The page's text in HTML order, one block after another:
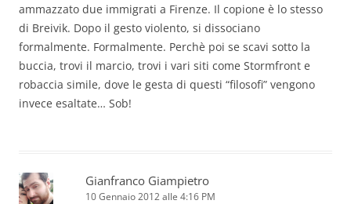
ammazzato due immigrati a Firenze. Il copione è lo stesso
di Breivik. Dopo il gesto violento, si dissociano
formalmente. Formalmente. Perchè poi se scavi sotto la
buccia, trovi il marcio, trovi i vari siti come Stormfront e
robaccia simile, dove le gesta di questi “filosofi” vengono
invece esaltate… Sob!
Gianfranco Giampietro
10 Gennaio 2012 alle 4:16 PM